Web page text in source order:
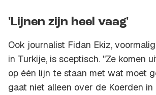
'Lijnen zijn heel vaag'
Ook journalist Fidan Ekiz,
in Turkije, is sceptisch. "Ze komen
op één lijn te staan met wat moet
gaat niet alleen over de Koerden in